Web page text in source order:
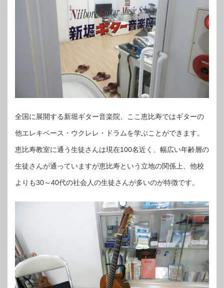
全国に展開する新堀ギター音楽院、ここ恵比寿ではギターの
他エレキベース・ウクレレ・ドラムを学ぶことができます。
恵比寿教室に通う生徒さんは現在100名近く、幅広い年齢層の
生徒さんが通っていますが恵比寿という立地の関係上、他校
よりも30～40代の社会人の生徒さんが多いのが特徴です。